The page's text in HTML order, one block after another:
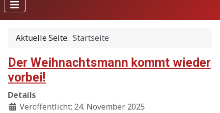
Aktuelle Seite: Startseite
Der Weihnachtsmann kommt wieder
vorbei!
Details
Veröffentlicht: 24. November 2025